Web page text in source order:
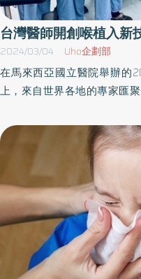
台灣醫師開創喉植入新
2024/03/04 Uho企劃部
在馬來西亞國立醫院舉辦的
上，來自世界各地的專家匯
關注，他發表的世界首創可
新希望，讓他們的聲音變得
新技術帶來的改變 可調式喉植入技術的成功案例，如一名40歲男性
患者，在接受甲狀腺手術後
帶注射以維持語音品質。然
頻繁的治療讓患者感到疲憊
的聲音明顯改善，其開朗外
術對於提高患者生活品質的
國、印尼、馬來西亞、台灣